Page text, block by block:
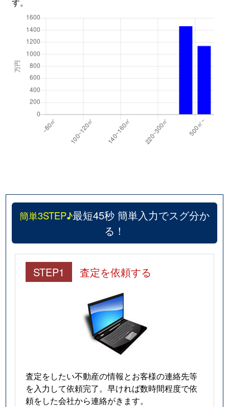
簡単3STEP♪最短45秒 簡単入力でスグ分か
る！
STEP1 査定を依頼する
査定をしたい不動産の情報とお客様の連絡先等
を入力して依頼完了。早ければ数時間程度で依
頼をした会社から連絡がきます。